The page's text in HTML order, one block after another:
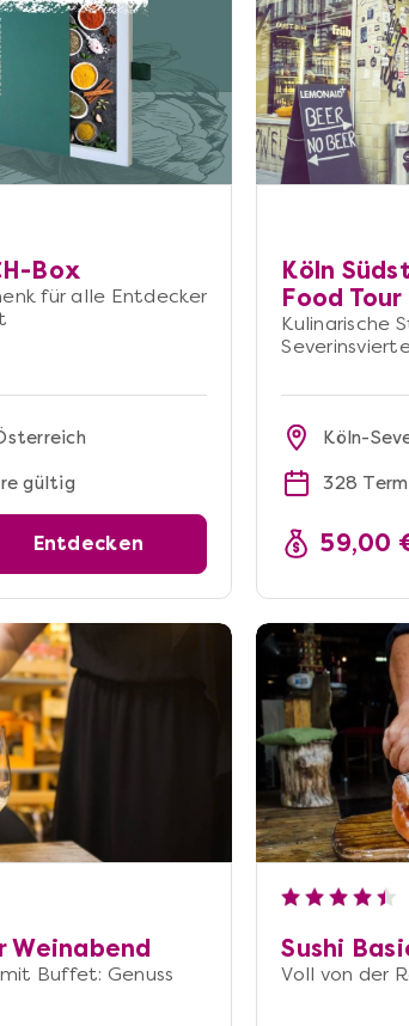
Box
für alle Entdecker
gültig
Entdecken
Köln
Food Tour
Kulinarische
Köln-
328
59,00
Weinabend
Buffet: Genuss
Sushi
Voll von der